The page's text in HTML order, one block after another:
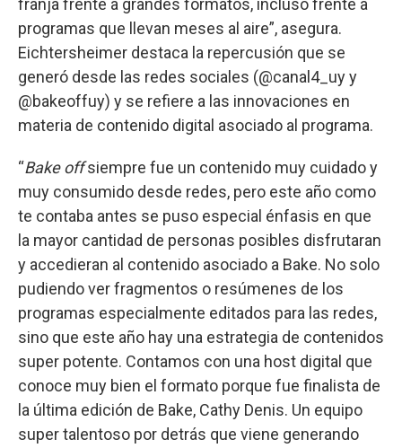
franja frente a grandes formatos, incluso frente a
programas que llevan meses al aire”, asegura.
Eichtersheimer destaca la repercusión que se
generó desde las redes sociales (@canal4_uy y
@bakeoffuy) y se refiere a las innovaciones en
materia de contenido digital asociado al programa.
“Bake offsiempre fue un contenido muy cuidado y
muy consumido desde redes, pero este año como
te contaba antes se puso especial énfasis en que
la mayor cantidad de personas posibles disfrutaran
y accedieran al contenido asociado a Bake. No solo
pudiendo ver fragmentos o resúmenes de los
programas especialmente editados para las redes,
sino que este año hay una estrategia de contenidos
super potente. Contamos con una host digital que
conoce muy bien el formato porque fue finalista de
la última edición de Bake, Cathy Denis. Un equipo
super talentoso por detrás que viene generando